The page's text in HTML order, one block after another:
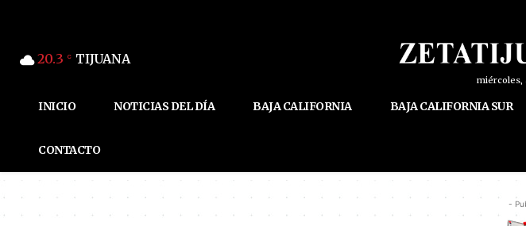
20.3 C TIJUANA
miércoles,
INICIO NOTICIAS DEL DÍA BAJA CALIFORNIA BAJA CALIFORNIA SUR
CONTACTO
-